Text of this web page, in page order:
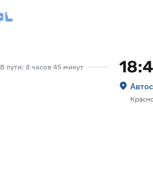
В пути: 8 часов 45 минут